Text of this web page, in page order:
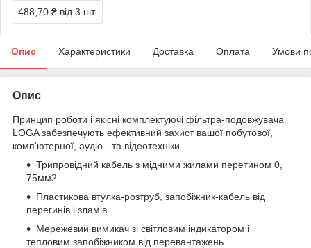
488,70 ₴ від 3 шт.
Опис Характеристики Доставка Оплата Умови
Опис
Принцип роботи і якісні комплектуючі фільтра-подовжувача
LOGA забезпечують ефективний захист вашої побутової,
комп'ютерної, аудіо - та відеотехніки.
Трипровідний кабель з мідними жилами перетином 0,
75мм2
Пластикова втулка-розтруб, запобіжник-кабель від
перегинів і зламів.
Мережевий вимикач зі світловим індикатором і
тепловим запобіжником від перевантажень